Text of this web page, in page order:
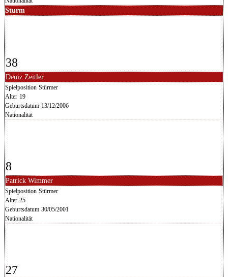
Sturm
38
Deniz Zeitler
Spielposition Stürmer
Alter 19
Geburtsdatum 13/12/2006
Nationalität
8
Patrick Wimmer
Spielposition Stürmer
Alter 25
Geburtsdatum 30/05/2001
Nationalität
27